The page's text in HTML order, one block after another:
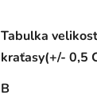
Tabulka
kraťasy(+/- 0,5
B